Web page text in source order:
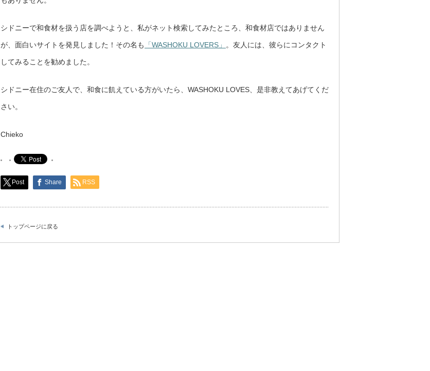
シドニーで和食材を扱う店を調べようと、私がネット検索してみたところ、和食材店ではありません
が、面白いサイトを発見しました！その名も 「WASHOKU LOVERS」 。友人には、彼らにコンタクト
してみることを勧めました。
シドニー在住のご友人で、和食に飢えている方がいたら、WASHOKU LOVES、是非教えてあげてくだ
さい。
Chieko
Post Share RSS
トップページに戻る